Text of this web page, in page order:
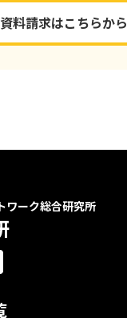
資料請求はこちらから
ワーク総合研究所